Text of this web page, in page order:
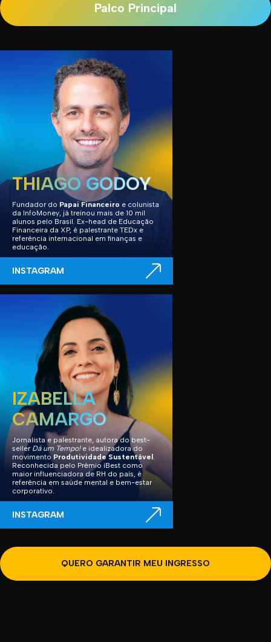
Palco Principal
THIAGO GODOY
Fundador do Papai Financeiro e colunista
da InfoMoney, já treinou mais de 10 mil
alunos pelo Brasil. Ex-head de Educação
Financeira da XP, é palestrante TEDx e
referência internacional em finanças e
educação.
INSTAGRAM
IZABELLA
CAMARGO
Jornalista e palestrante, autora do best-
seller Dá um Tempo!e idealizadora do
movimento Produtividade Sustentável .
Reconhecida pelo Prêmio iBest como
maior influenciadora de RH do país, é
referência em saúde mental e bem-estar
corporativo.
INSTAGRAM
QUERO GARANTIR MEU INGRESSO